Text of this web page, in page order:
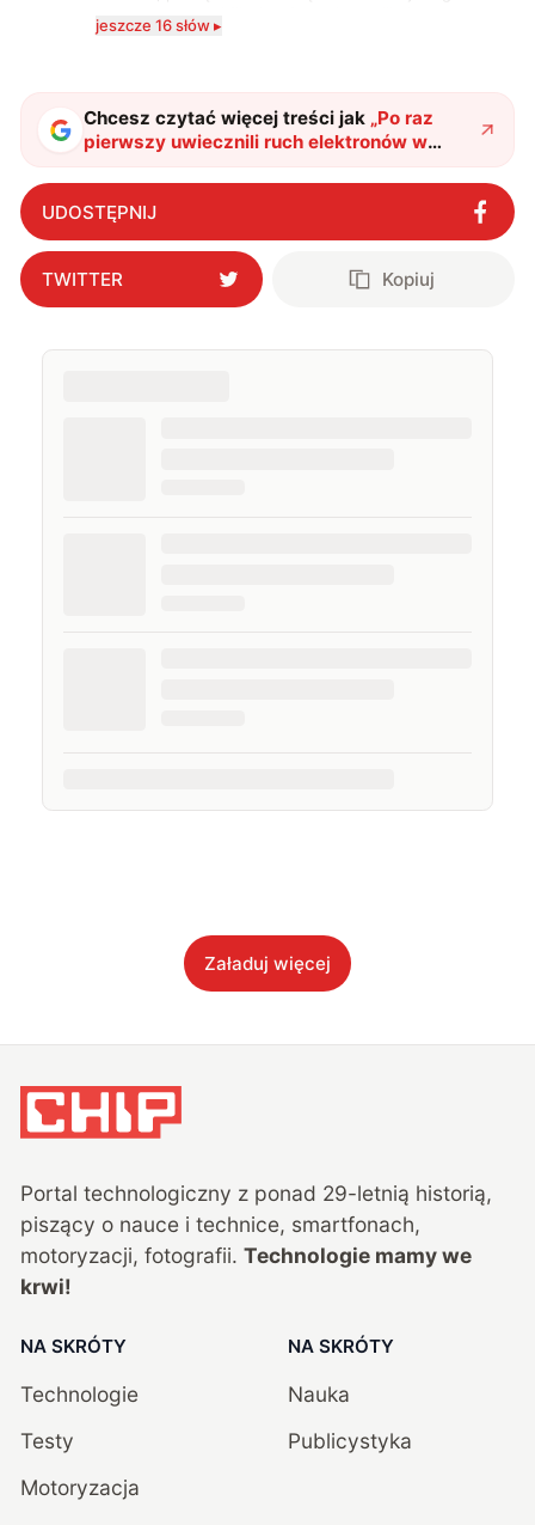
komputerowych i filmów. Obecnie publikuję
zdecydowanie częściej na tematy związane z nauką
także uprawiać oraz oglądać sport.
jeszcze 16 słów ▸
Chcesz czytać więcej treści jak „Po raz
pierwszy uwiecznili ruch elektronów w
wodzie. Naukowcy przeprowadzili
obserwacje w naprawdę małej skali"?
UDOSTĘPNIJ
TWITTER Kopiuj
Załaduj więcej
Portal technologiczny z ponad 29-letnią historią,
piszący o nauce i technice, smartfonach,
motoryzacji, fotografii. Technologie mamy we
krwi!
NA SKRÓTY
Technologie
Testy
Motoryzacja
NA SKRÓTY
Nauka
Publicystyka